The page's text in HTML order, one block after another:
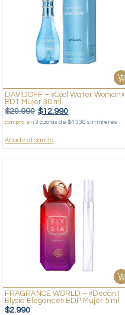
DAVIDOFF – «Cool Water Woman»
EDT Mujer 30 ml
$20.990 $12.990
compra en3 cuotas de $4.330 sin interés
Añadir al carrito
FRAGRANCE WORLD – «Decant
Elysia Elegance» EDP Mujer 5 ml
$2.990